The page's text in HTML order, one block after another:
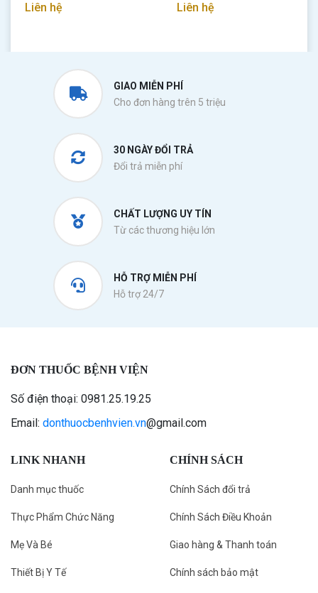
Liên hệ Liên hệ
GIAO MIỄN PHÍ
Cho đơn hàng trên 5 triệu
30 NGÀY ĐỔI TRẢ
Đổi trả miễn phí
CHẤT LƯỢNG UY TÍN
Từ các thương hiệu lớn
HỖ TRỢ MIỄN PHÍ
Hỗ trợ 24/7
ĐƠN THUỐC BỆNH VIỆN
Số điện thoại: 0981.25.19.25
Email: donthuocbenhvien.vn@gmail.com
LINK NHANH
Danh mục thuốc
Thực Phẩm Chức Năng
Mẹ Và Bé
Thiết Bị Y Tế
CHÍNH SÁCH
Chính Sách đổi trả
Chính Sách Điều Khoản
Giao hàng & Thanh toán
Chính sách bảo mật